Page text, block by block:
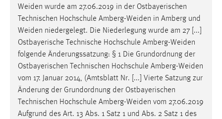
Weiden wurde am 27.06.2019 in der Ostbayerischen
Technischen Hochschule Amberg-Weiden in Amberg und
Weiden niedergelegt. Die Niederlegung wurde am 27 [...]
Ostbayerische Technische Hochschule Amberg-Weiden
folgende Änderungssatzung: § 1 Die Grundordnung der
Ostbayerischen Technischen Hochschule Amberg-Weiden
vom 17. Januar 2014, (Amtsblatt Nr. [...] Vierte Satzung zur
Änderung der Grundordnung der Ostbayerischen
Technischen Hochschule Amberg-Weiden vom 27.06.2019
Aufgrund des Art. 13 Abs. 1 Satz 1 und Abs. 2 Satz 1 des